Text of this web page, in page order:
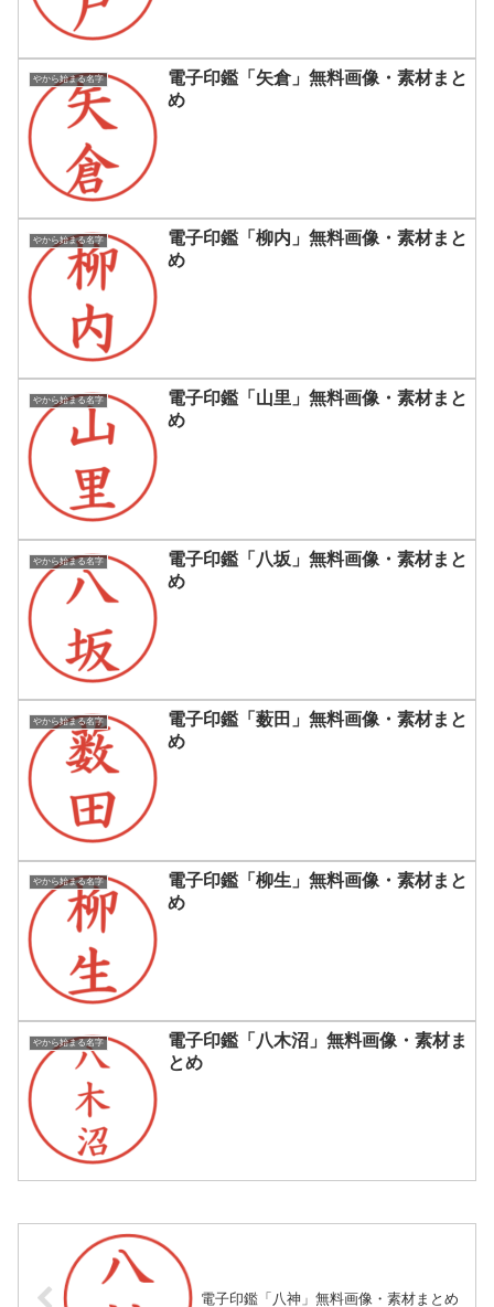
やから始まる名字
電子印鑑「矢倉」無料画像・素材まと
め
やから始まる名字
電子印鑑「柳内」無料画像・素材まと
め
やから始まる名字
電子印鑑「山里」無料画像・素材まと
め
やから始まる名字
電子印鑑「八坂」無料画像・素材まと
め
やから始まる名字
電子印鑑「薮田」無料画像・素材まと
め
やから始まる名字
電子印鑑「柳生」無料画像・素材まと
め
やから始まる名字
電子印鑑「八木沼」無料画像・素材ま
とめ
電子印鑑「八神」無料画像・素材まとめ